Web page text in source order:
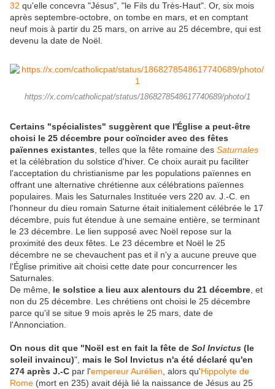
32 qu'elle concevra "Jésus", "le Fils du Très-Haut". Or, six mois
après septembre-octobre, on tombe en mars, et en comptant
neuf mois à partir du 25 mars, on arrive au 25 décembre, qui est
devenu la date de Noël.
https://x.com/catholicpat/status/1868278548617740689/photo/1
Certains "spécialistes" suggèrent que l'Église a peut-être
choisi le 25 décembre pour coïncider avec des fêtes
païennes existantes , telles que la fête romaine des Saturnales
et la célébration du solstice d'hiver. Ce choix aurait pu faciliter
l'acceptation du christianisme par les populations païennes en
offrant une alternative chrétienne aux célébrations païennes
populaires. Mais les Saturnales Instituée vers 220 av. J.-C. en
l'honneur du dieu romain Saturne était initialement célébrée le 17
décembre, puis fut étendue à une semaine entière, se terminant
le 23 décembre. Le lien supposé avec Noël repose sur la
proximité des deux fêtes. Le 23 décembre et Noël le 25
décembre ne se chevauchent pas et il n'y a aucune preuve que
l'Église primitive ait choisi cette date pour concurrencer les
Saturnales.
De même, le solstice a lieu aux alentours du 21 décembre , et
non du 25 décembre. Les chrétiens ont choisi le 25 décembre
parce qu'il se situe 9 mois après le 25 mars, date de
l'Annonciation.
On nous dit que "Noël est en fait la fête de Sol Invictus (le
soleil invaincu)", mais le Sol Invictus n'a été déclaré qu'en
274 après J.-C par l'empereur Aurélien , alors qu'Hippolyte de
Rome (mort en 235) avait déjà lié la naissance de Jésus au 25